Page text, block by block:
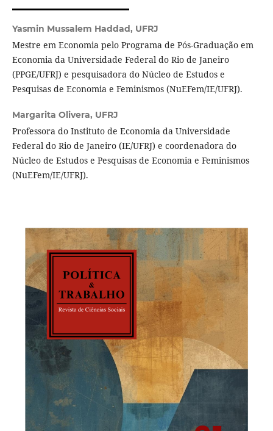
Yasmin Mussalem Haddad, UFRJ
Mestre em Economia pelo Programa de Pós-Graduação em
Economia da Universidade Federal do Rio de Janeiro
(PPGE/UFRJ) e pesquisadora do Núcleo de Estudos e
Pesquisas de Economia e Feminismos (NuEFem/IE/UFRJ).
Margarita Olivera, UFRJ
Professora do Instituto de Economia da Universidade
Federal do Rio de Janeiro (IE/UFRJ) e coordenadora do
Núcleo de Estudos e Pesquisas de Economia e Feminismos
(NuEFem/IE/UFRJ).